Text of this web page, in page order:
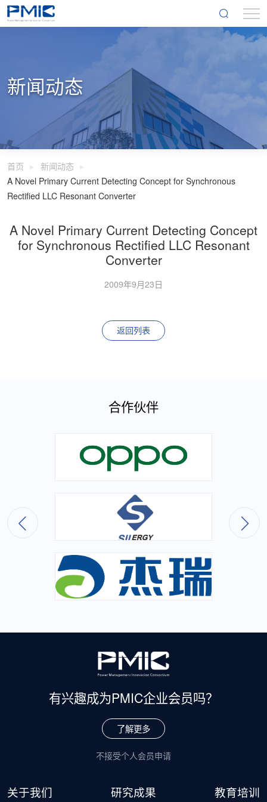
新闻动态
首页
新闻动态
A Novel Primary Current Detecting Concept for Synchronous
Rectified LLC Resonant Converter
A Novel Primary Current Detecting Concept
for Synchronous Rectified LLC Resonant
Converter
2009年9月23日
返回列表
合作伙伴
有兴趣成为PMIC企业会员吗？
了解更多
不接受个人会员申请
关于我们 研究成果 教育培训